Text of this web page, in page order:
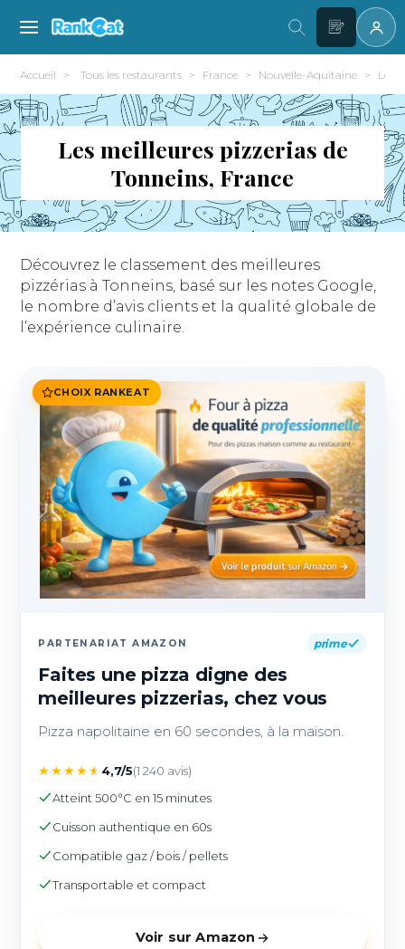
Accueil Tous les restaurants France Nouvelle-Aquitaine Lot-
Les meilleures pizzerias de
Tonneins, France
Découvrez le classement des meilleures
pizzérias à Tonneins, basé sur les notes Google,
le nombre d’avis clients et la qualité globale de
l’expérience culinaire.
CHOIX RANKEAT
PARTENARIAT AMAZON prime
Faites une pizza digne des
meilleures pizzerias, chez vous
Pizza napolitaine en 60 secondes, à la maison.
★★★★★ 4,7/5(1 240 avis)
Atteint 500°C en 15 minutes
Cuisson authentique en 60s
Compatible gaz / bois / pellets
Transportable et compact
Voir sur Amazon